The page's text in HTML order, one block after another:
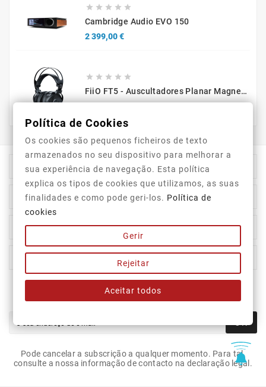
    
Cambridge Audio EVO 150
2 399,00 €Preço
    
FiiO FT5 - Auscultadores Planar Magnetic Over Hear Abertos - Promo
Preço
Informação Da Loja
Top Categorias
A Nossa Empresa 
A Sua Conta 
Newsletter
Pode cancelar a subscrição a qualquer momento. Para tal,
consulte a nossa informação de contacto na declaração legal.
Política de Cookies
Os cookies são pequenos ficheiros de texto
armazenados no seu dispositivo para melhorar a
sua experiência de navegação. Esta política
explica os tipos de cookies que utilizamos, as suas
finalidades e como pode geri-los. Política de
cookies
Gerir
Rejeitar
Aceitar todos